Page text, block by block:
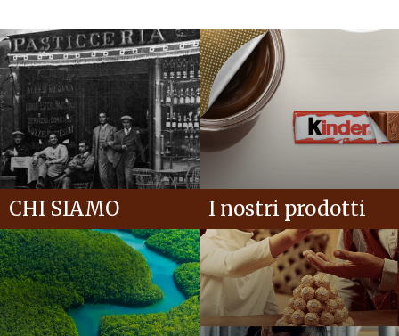
CHI SIAMO I nostri prodotti